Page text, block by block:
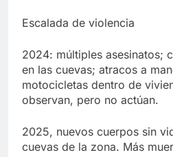
Escalada de violencia
2024: múltiples asesinatos;
en las cuevas; atracos a
motocicletas dentro de
observan, pero no actúan.
2025, nuevos cuerpos sin
cuevas de la zona. Más